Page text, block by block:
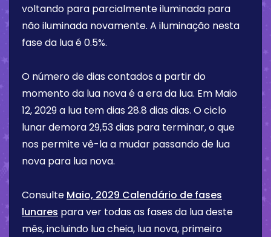
voltando para parcialmente iluminada para
não iluminada novamente. A iluminação nesta
fase da lua é0.5%.
O número de dias contados a partir do
momento da lua nova é a era da lua. Em Maio
12, 2029a lua tem dias 28.8 dias dias. O ciclo
lunar demora 29,53 dias para terminar, o que
nos permite vê-la a mudar passando de lua
nova para lua nova.
Consulte Maio, 2029 Calendário de fases
lunares para ver todas as fases da lua deste
mês, incluindo lua cheia, lua nova, primeiro